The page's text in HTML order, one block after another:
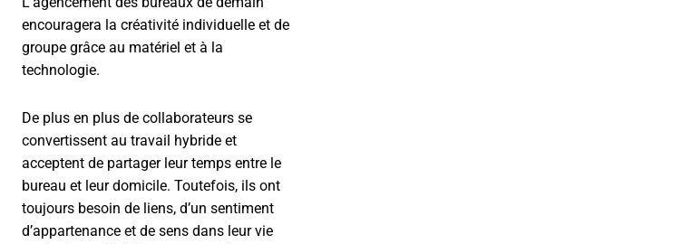
encouragera la créativité individuelle et de
groupe grâce au matériel et à la
technologie.
De plus en plus de collaborateurs se
convertissent au travail hybride et
acceptent de partager leur temps entre le
bureau et leur domicile. Toutefois, ils ont
toujours besoin de liens, d’un sentiment
d’appartenance et de sens dans leur vie